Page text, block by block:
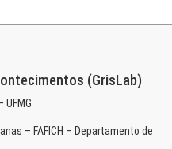
(GrisLab)
UFMG
– FAFICH – Departamento de